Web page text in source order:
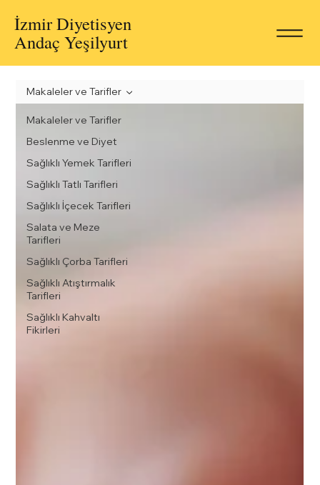
İzmir Diyetisyen
Andaç Yeşilyurt
Makaleler ve Tarifler
Beslenme ve Diyet
Sağlıklı Yemek Tarifleri
Sağlıklı Tatlı Tarifleri
Sağlıklı İçecek Tarifleri
Salata ve Meze
Tarifleri
Sağlıklı Çorba Tarifleri
Sağlıklı Atıştırmalık
Tarifleri
Sağlıklı Kahvaltı
Fikirleri
Makaleler ve Tarifler